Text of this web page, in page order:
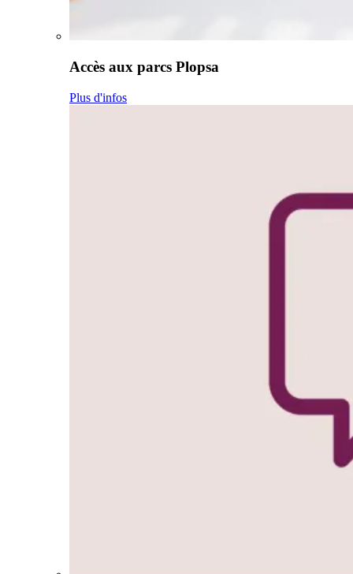
Accès aux parcs Plopsa
Plus d'infos